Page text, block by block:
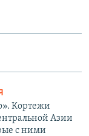
Кортежи
Азии
с ними